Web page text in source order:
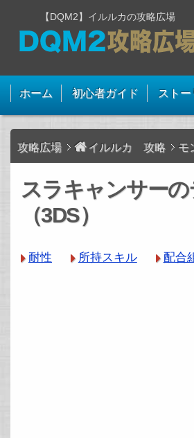
【DQM2】イルルカの攻略広場
ホーム 初心者ガイド ストー
攻略広場 イルルカ 攻略 モ
スラキャンサー
（3DS）
耐性 所持スキル 配合